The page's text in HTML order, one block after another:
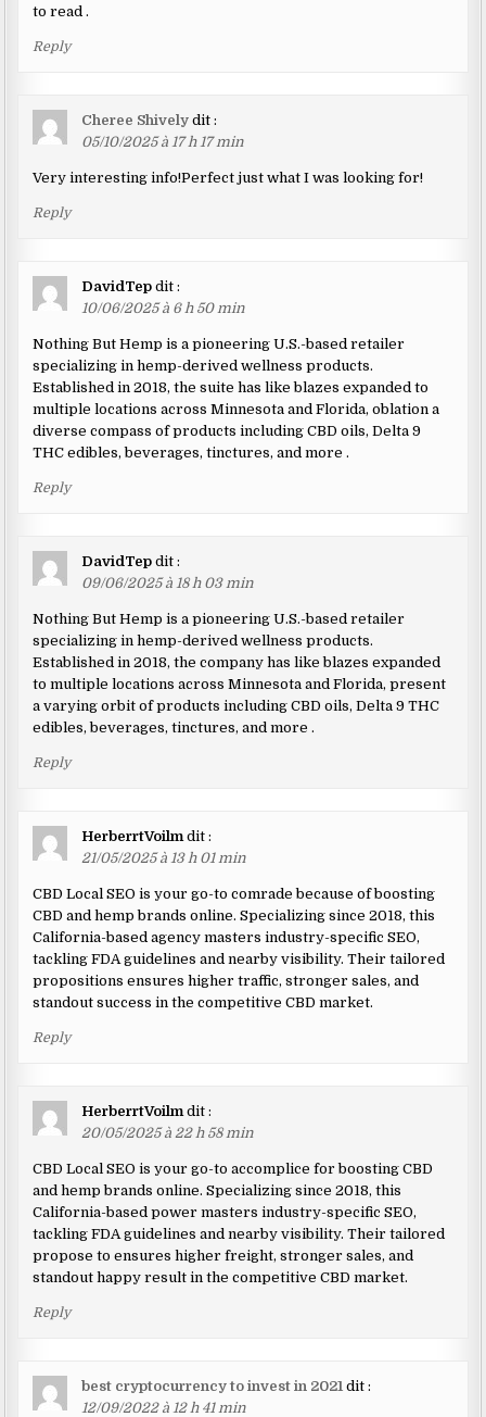
to read .
Reply
Cheree Shively dit :
05/10/2025 à 17 h 17 min
Very interesting info!Perfect just what I was looking for!
Reply
DavidTep dit :
10/06/2025 à 6 h 50 min
Nothing But Hemp is a pioneering U.S.-based retailer
specializing in hemp-derived wellness products.
Established in 2018, the suite has like blazes expanded to
multiple locations across Minnesota and Florida, oblation a
diverse compass of products including CBD oils, Delta 9
THC edibles, beverages, tinctures, and more .
Reply
DavidTep dit :
09/06/2025 à 18 h 03 min
Nothing But Hemp is a pioneering U.S.-based retailer
specializing in hemp-derived wellness products.
Established in 2018, the company has like blazes expanded
to multiple locations across Minnesota and Florida, present
a varying orbit of products including CBD oils, Delta 9 THC
edibles, beverages, tinctures, and more .
Reply
HerberrtVoilm dit :
21/05/2025 à 13 h 01 min
CBD Local SEO is your go-to comrade because of boosting
CBD and hemp brands online. Specializing since 2018, this
California-based agency masters industry-specific SEO,
tackling FDA guidelines and nearby visibility. Their tailored
propositions ensures higher traffic, stronger sales, and
standout success in the competitive CBD market.
Reply
HerberrtVoilm dit :
20/05/2025 à 22 h 58 min
CBD Local SEO is your go-to accomplice for boosting CBD
and hemp brands online. Specializing since 2018, this
California-based power masters industry-specific SEO,
tackling FDA guidelines and nearby visibility. Their tailored
propose to ensures higher freight, stronger sales, and
standout happy result in the competitive CBD market.
Reply
best cryptocurrency to invest in 2021 dit :
12/09/2022 à 12 h 41 min